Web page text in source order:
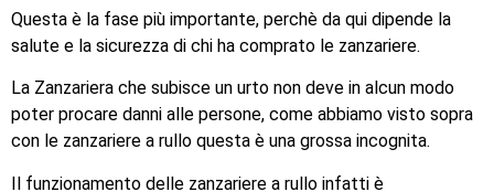
Questa è la fase più importante, perchè da qui dipende la
salute e la sicurezza di chi ha comprato le zanzariere.
La Zanzariera che subisce un urto non deve in alcun modo
poter procare danni alle persone, come abbiamo visto sopra
con le zanzariere a rullo questa è una grossa incognita.
Il funzionamento delle zanzariere a rullo infatti è